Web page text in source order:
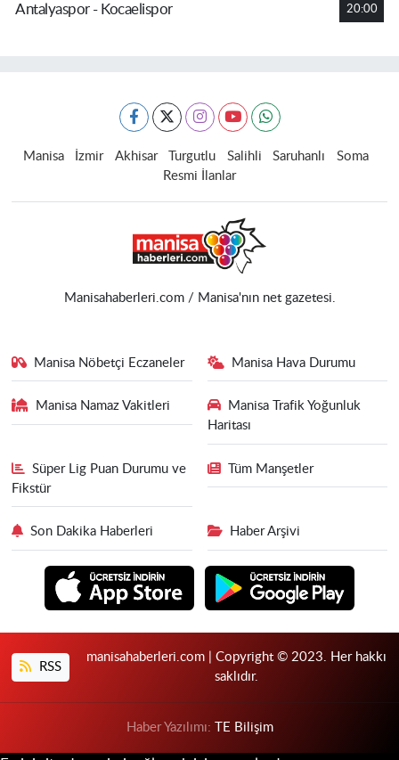
Antalyaspor - Kocaelispor 20:00
Manisa İzmir Akhisar Turgutlu Salihli Saruhanlı
Soma
Resmi İlanlar
Manisahaberleri.com / Manisa'nın net gazetesi.
Manisa Nöbetçi Eczaneler Manisa Hava Durumu
Manisa Namaz Vakitleri
Manisa Trafik Yoğunluk
Haritası
Süper Lig Puan Durumu ve
Fikstür
Tüm Manşetler
Son Dakika Haberleri Haber Arşivi
RSS
manisahaberleri.com | Copyright © 2023. Her hakkı
saklıdır.
Haber Yazılımı: TE Bilişim